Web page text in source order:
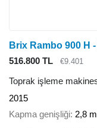
Brix Rambo 900 H
516.800 TL
€9.401
Toprak işleme
2015
Kapma genişliği 2,8 m